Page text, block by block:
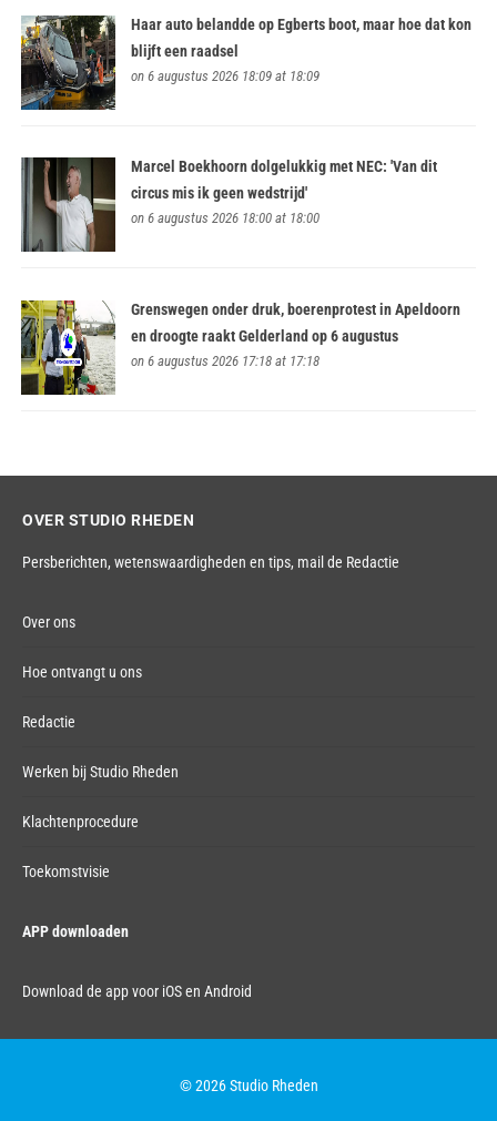
Haar auto belandde op Egberts boot, maar hoe dat kon
blijft een raadsel
on 6 augustus 2026 18:09 at 18:09
Marcel Boekhoorn dolgelukkig met NEC: 'Van dit
circus mis ik geen wedstrijd'
on 6 augustus 2026 18:00 at 18:00
Grenswegen onder druk, boerenprotest in Apeldoorn
en droogte raakt Gelderland op 6 augustus
on 6 augustus 2026 17:18 at 17:18
OVER STUDIO RHEDEN
Persberichten, wetenswaardigheden en tips, mail de Redactie
Over ons
Hoe ontvangt u ons
Redactie
Werken bij Studio Rheden
Klachtenprocedure
Toekomstvisie
APP downloaden
Download de app voor iOS en Android
© 2026 Studio Rheden